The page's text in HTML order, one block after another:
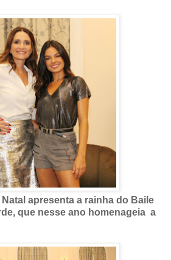
apresenta a rainha do Baile
que nesse ano homenageia a